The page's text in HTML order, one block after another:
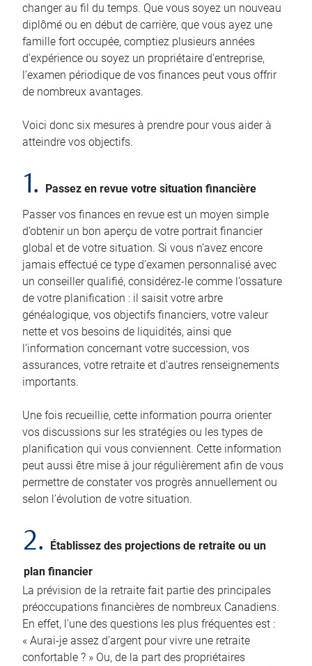
changer au fil du temps. Que vous soyez un nouveau
diplômé ou en début de carrière, que vous ayez une
famille fort occupée, comptiez plusieurs années
d’expérience ou soyez un propriétaire d’entreprise,
l’examen périodique de vos finances peut vous offrir
de nombreux avantages.
Voici donc six mesures à prendre pour vous aider à
atteindre vos objectifs.
1.
Passez en revue votre situation financière
Passer vos finances en revue est un moyen simple
d’obtenir un bon aperçu de votre portrait financier
global et de votre situation. Si vous n’avez encore
jamais effectué ce type d’examen personnalisé avec
un conseiller qualifié, considérez-le comme l’ossature
de votre planification : il saisit votre arbre
généalogique, vos objectifs financiers, votre valeur
nette et vos besoins de liquidités, ainsi que
l’information concernant votre succession, vos
assurances, votre retraite et d’autres renseignements
importants.
Une fois recueillie, cette information pourra orienter
vos discussions sur les stratégies ou les types de
planification qui vous conviennent. Cette information
peut aussi être mise à jour régulièrement afin de vous
permettre de constater vos progrès annuellement ou
selon l’évolution de votre situation.
2.
Établissez des projections de retraite ou un
plan financier
La prévision de la retraite fait partie des principales
préoccupations financières de nombreux Canadiens.
En effet, l’une des questions les plus fréquentes est :
« Aurai-je assez d’argent pour vivre une retraite
confortable ? » Ou, de la part des propriétaires